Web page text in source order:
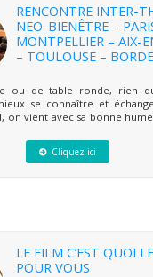
RENCONTRE INTER-
NEO-BIENÊTRE –
MONTPELLIER – AIX-
– TOULOUSE –
ou de table ronde, rien
se connaître et
on vient avec sa bonne
Cliquez ici
LE FILM C’EST QUOI
POUR VOUS